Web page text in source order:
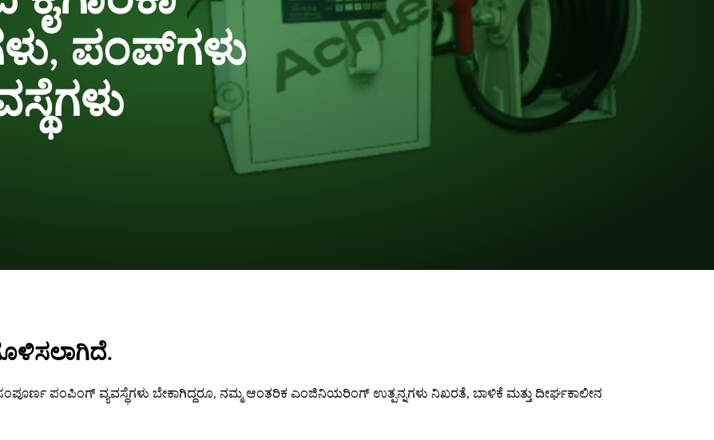
Português
Русский
ಪಂಪ್‌ಗಳು
ಪಂಪಿಂಗ್ ವ್ಯವಸ್ಥೆಗಳು ಬೇಕಾಗಿದ್ದರೂ, ನಮ್ಮ ಆಂತರಿಕ ಎಂಜಿನಿಯರಿಂಗ್ ಉತ್ಪನ್ನಗಳು ನಿಖರತೆ, ಬಾಳಿಕೆ ಮತ್ತು ದೀರ್ಘಕಾಲೀನ